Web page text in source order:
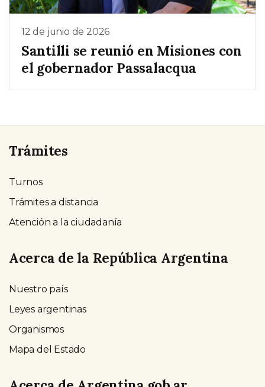
12 de junio de 2026
Santilli se reunió en Misiones con
el gobernador Passalacqua
Trámites
Turnos
Trámites a distancia
Atención a la ciudadanía
Acerca de la República Argentina
Nuestro país
Leyes argentinas
Organismos
Mapa del Estado